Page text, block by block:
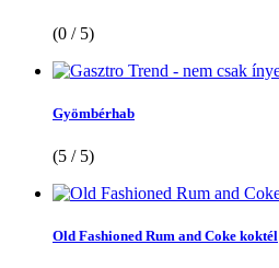
(0 / 5)
Gyömbérhab
(5 / 5)
Old Fashioned Rum and Coke koktél